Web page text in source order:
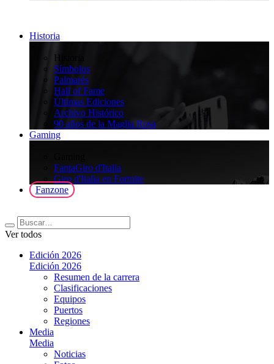
Historia
Historia
Símbolos
Palmarés
Hall of Fame
Últimas Ediciones
Archivo Histórico
90 años de la Maglia Rosa
Gaming
FantaGiro d'Italia
Giro d'Italia en Fortnite
Fanzone
Ver todos
Edición 2026
Edición 2026
Resumen de la carrera
Clasificaciones
Equipos
Puertos
Regiones
Media
Media
Noticias